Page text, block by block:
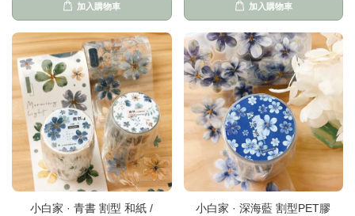
加入購物車 加入購物車
小白家 · 青書 割型 和紙 /
小白家 · 深海藍 割型PET膠